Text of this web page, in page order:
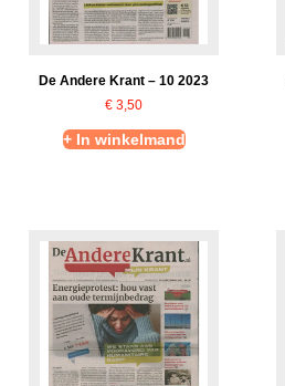
De Andere Krant – 10 2023
€ 3,50
+ In winkelmand